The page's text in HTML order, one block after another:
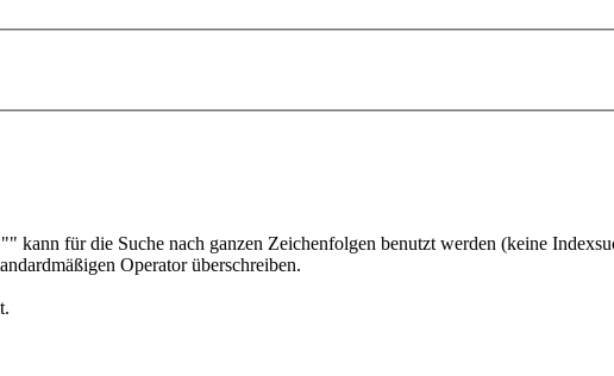
kann für die Suche nach ganzen Zeichenfolgen benutzt werden (keine
Operator überschreiben.